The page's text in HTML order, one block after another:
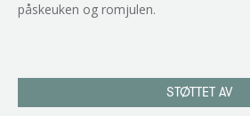
påskeuken og romjulen.
STØTTET AV